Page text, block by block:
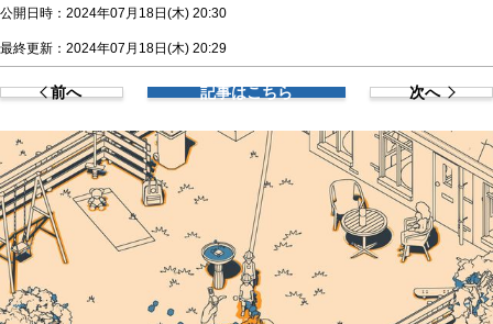
公開日時：2024年07月18日(木) 20:30
最終更新：2024年07月18日(木) 20:29
前へ 記事はこちら 次へ